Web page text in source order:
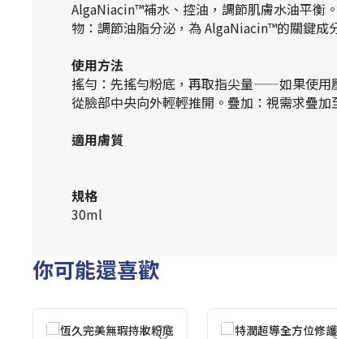
AlgaNiacin™補水、控油，調節肌膚水油平衡
物：調節油脂分泌，為 AlgaNiacin™的關鍵成
使用方法
搖勻：先搖勻粉底，再取指尖量——如果使用
從臉部中央向外輕輕推開。疊加：視需求疊
適用膚質
規格
30ml
你可能還喜歡